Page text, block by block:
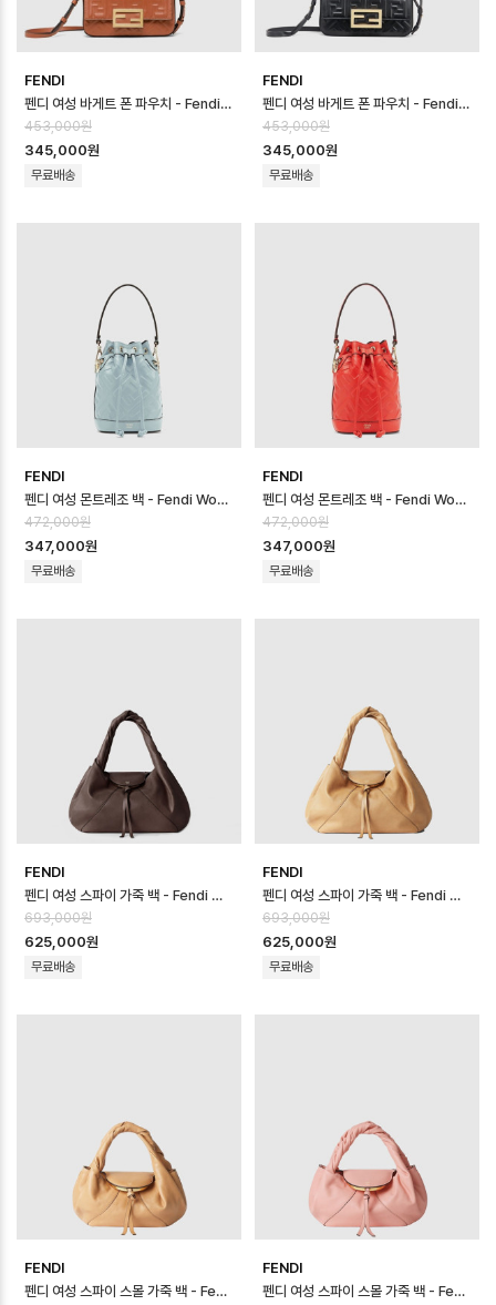
FENDI
펜디 여성 바게트 폰 파우치 - Fendi Womens Baguette Phone Pouc…
453,000원
345,000원
무료배송
FENDI
펜디 여성 바게트 폰 파우치 - Fendi Womens Baguette Phone Pouc…
453,000원
345,000원
무료배송
FENDI
펜디 여성 몬트레조 백 - Fendi Womens Montrezo Bag - feb1704…
472,000원
347,000원
무료배송
FENDI
펜디 여성 몬트레조 백 - Fendi Womens Montrezo Bag - feb1704…
472,000원
347,000원
무료배송
FENDI
펜디 여성 스파이 가죽 백 - Fendi Womens Spy Leather Bag - fe…
693,000원
625,000원
무료배송
FENDI
펜디 여성 스파이 가죽 백 - Fendi Womens Spy Leather Bag - fe…
693,000원
625,000원
무료배송
FENDI
펜디 여성 스파이 스몰 가죽 백 - Fendi Womens Spy Small Leather…
FENDI
펜디 여성 스파이 스몰 가죽 백 - Fendi Womens Spy Small Leather…